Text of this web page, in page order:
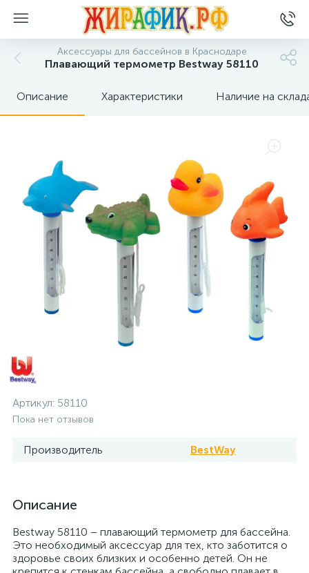
Аксессуары для бассейнов в Краснодаре
Плавающий термометр Bestway 58110
Описание Характеристики Наличие на
Артикул: 58110
Пока нет отзывов
Производитель BestWay
Описание
Bestway 58110 – плавающий термометр для бассейна.
Это необходимый аксессуар для тех, кто заботится о
здоровье своих близких и особенно детей. Он не